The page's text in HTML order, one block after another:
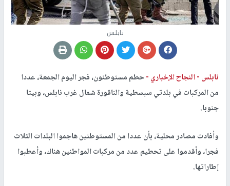
نابلس
نابلس -النجاح الإخباري -حطم مستوطنون، فجر اليوم الجمعة، عددا
من المركبات في بلدتي سبسطية والناقورة شمال غرب نابلس، وبيتا
جنوبا.
وأفادت مصادر محلية، بأن عددا من المستوطنين هاجموا البلدات الثلاث
فجرا، وأقدموا على تحطيم عدد من مركبات المواطنين هناك، وأعطبوا
إطاراتها.